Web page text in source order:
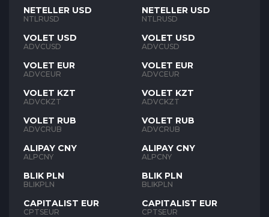
NETELLER USD
NTLRUSD
VOLET USD
ADVCUSD
VOLET EUR
ADVCEUR
VOLET KZT
ADVCKZT
VOLET RUB
ADVCRUB
ALIPAY CNY
ALPCNY
BLIK PLN
BLIKPLN
CAPITALIST EUR
CPTSEUR
NETELLER USD
NTLRUSD
VOLET USD
ADVCUSD
VOLET EUR
ADVCEUR
VOLET KZT
ADVCKZT
VOLET RUB
ADVCRUB
ALIPAY CNY
ALPCNY
BLIK PLN
BLIKPLN
CAPITALIST EUR
CPTSEUR